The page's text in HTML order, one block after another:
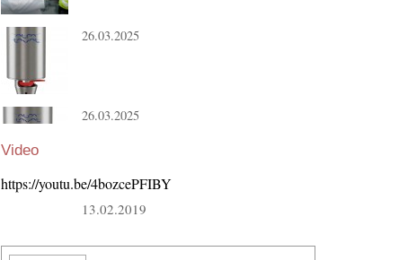
26.03.2025
26.03.2025
Video
https://youtu.be/4bozcePFIBY
13.02.2019